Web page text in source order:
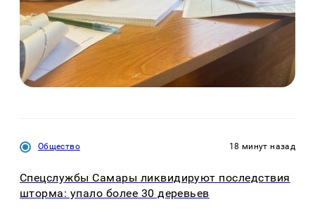
Общество 18 минут назад
Спецслужбы Самары ликвидируют последствия
шторма: упало более 30 деревьев